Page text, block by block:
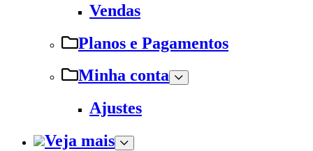
Vendas
Planos e Pagamentos
Minha conta
Ajustes
Veja mais